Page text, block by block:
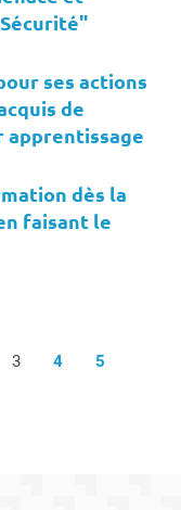
ses actions
de
apprentissage
dès la
faisant le
3 4 5